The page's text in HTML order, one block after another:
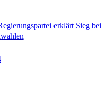
erklärt Sieg bei